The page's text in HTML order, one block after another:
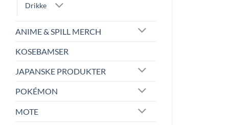
Drikke
ANIME & SPILL MERCH
KOSEBAMSER
JAPANSKE PRODUKTER
POKÉMON
MOTE